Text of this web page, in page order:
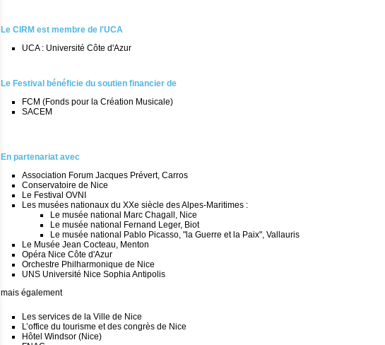
Le CIRM est membre de l'UCA
UCA : Université Côte d'Azur
Le Festival bénéficie du soutien financier de
FCM (Fonds pour la Création Musicale)
SACEM
En partenariat avec
Association Forum Jacques Prévert, Carros
Conservatoire de Nice
Le Festival OVNI
Les musées nationaux du XXe siècle des Alpes-Maritimes :
Le musée national Marc Chagall, Nice
Le musée national Fernand Leger, Biot
Le musée national Pablo Picasso, "la Guerre et la Paix", Vallauris
Le Musée Jean Cocteau, Menton
Opéra Nice Côte d'Azur
Orchestre Philharmonique de Nice
UNS Université Nice Sophia Antipolis
mais également
Les services de la Ville de Nice
L’office du tourisme et des congrès de Nice
Hôtel Windsor (Nice)